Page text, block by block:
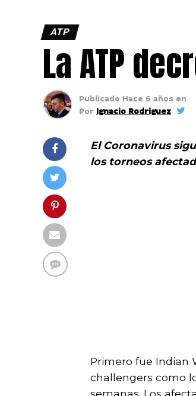
ATP
La ATP
Publicado Hace 6 años en
Por Ignacio Rodriguez
El Coronavirus
los torneos
Primero fue Indian
challengers como
semanas. Los